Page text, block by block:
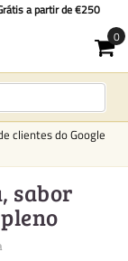
a partir de €250
clientes do Google
sabor